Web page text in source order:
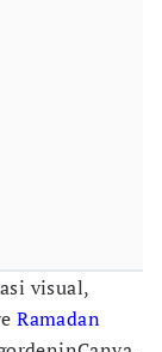
visual,
Ramadan